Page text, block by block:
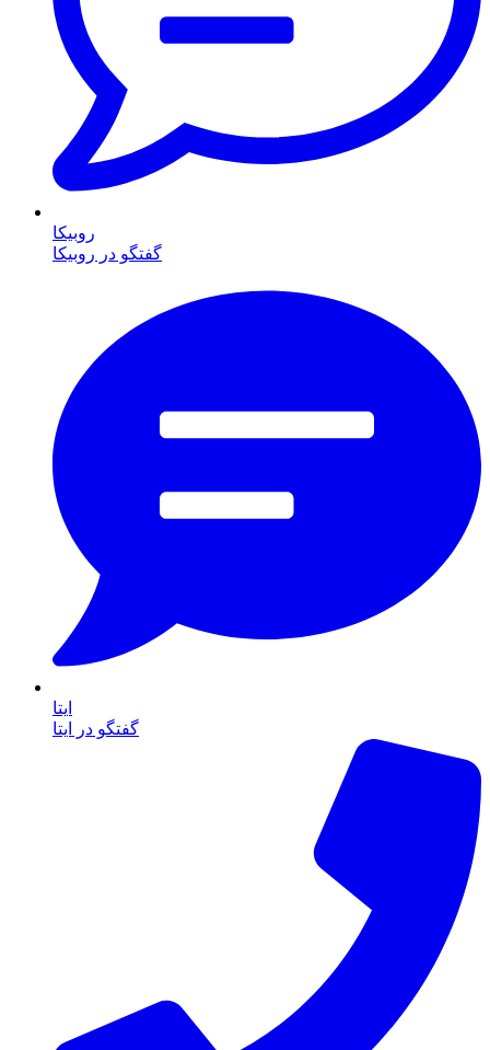
روبیکا
گفتگو در روبیکا
ایتا
گفتگو در ایتا